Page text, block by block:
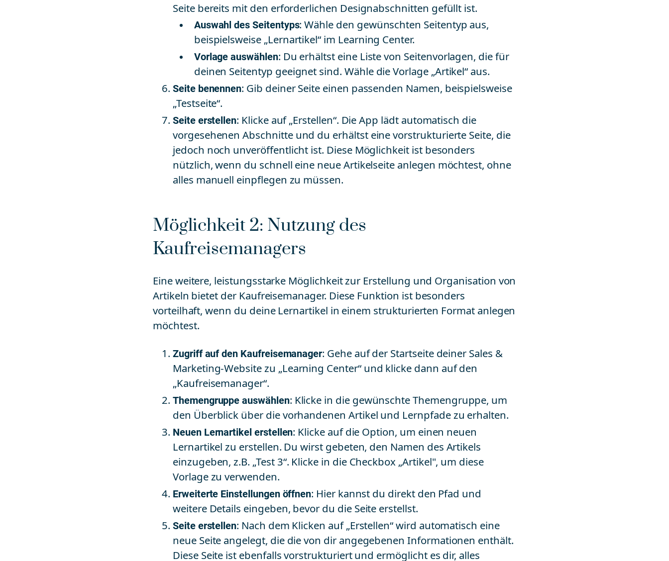
Seite bereits mit den erforderlichen Designabschnitten gefüllt ist.
Auswahl des Seitentyps: Wähle den gewünschten Seitentyp aus,
beispielsweise „Lernartikel“ im Learning Center.
Vorlage auswählen: Du erhältst eine Liste von Seitenvorlagen, die für
deinen Seitentyp geeignet sind. Wähle die Vorlage „Artikel“ aus.
Seite benennen: Gib deiner Seite einen passenden Namen, beispielsweise
„Testseite“.
Seite erstellen: Klicke auf „Erstellen“. Die App lädt automatisch die
vorgesehenen Abschnitte und du erhältst eine vorstrukturierte Seite, die
jedoch noch unveröffentlicht ist. Diese Möglichkeit ist besonders
nützlich, wenn du schnell eine neue Artikelseite anlegen möchtest, ohne
alles manuell einpflegen zu müssen.
Möglichkeit 2: Nutzung des
Kaufreisemanagers
Eine weitere, leistungsstarke Möglichkeit zur Erstellung und Organisation von
Artikeln bietet der Kaufreisemanager. Diese Funktion ist besonders
vorteilhaft, wenn du deine Lernartikel in einem strukturierten Format anlegen
möchtest.
Zugriff auf den Kaufreisemanager: Gehe auf der Startseite deiner Sales &
Marketing-Website zu „Learning Center“ und klicke dann auf den
„Kaufreisemanager“.
Themengruppe auswählen: Klicke in die gewünschte Themengruppe, um
den Überblick über die vorhandenen Artikel und Lernpfade zu erhalten.
Neuen Lernartikel erstellen: Klicke auf die Option, um einen neuen
Lernartikel zu erstellen. Du wirst gebeten, den Namen des Artikels
einzugeben, z.B. „Test 3“. Klicke in die Checkbox „Artikel", um diese
Vorlage zu verwenden.
Erweiterte Einstellungen öffnen: Hier kannst du direkt den Pfad und
weitere Details eingeben, bevor du die Seite erstellst.
Seite erstellen: Nach dem Klicken auf „Erstellen“ wird automatisch eine
neue Seite angelegt, die die von dir angegebenen Informationen enthält.
Diese Seite ist ebenfalls vorstrukturiert und ermöglicht es dir, alles